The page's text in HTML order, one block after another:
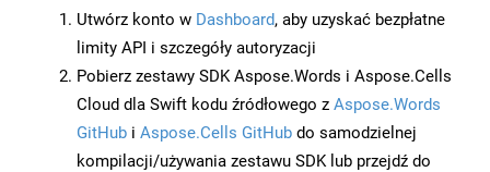
Utwórz konto w Dashboard, aby uzyskać bezpłatne
limity API i szczegóły autoryzacji
Pobierz zestawy SDK Aspose.Words i Aspose.Cells
Cloud dla Swift kodu źródłowego z Aspose.Words
GitHub i Aspose.Cells GitHub do samodzielnej
kompilacji/używania zestawu SDK lub przejdź do